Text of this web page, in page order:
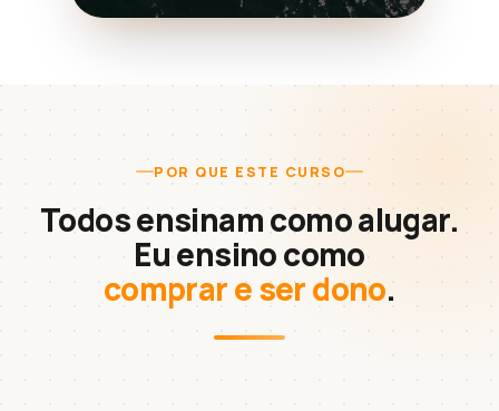
POR QUE ESTE CURSO
Todos ensinam como alugar.
Eu ensino como
comprar e ser dono.